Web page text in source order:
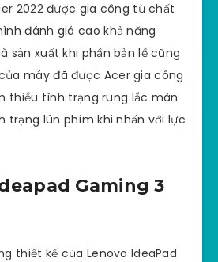
2022 được gia công từ chất
đánh giá cao khả năng
sản xuất khi phần bản lề cũng
máy đã được Acer gia công
thiểu tình trạng rung lắc màn
trạng lún phím khi nhấn với lực
Gaming 3
thiết kế của Lenovo IdeaPad